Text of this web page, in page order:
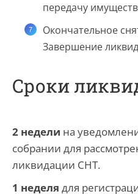
передачу
Окончательное
Завершение
Сроки
2 недели на
собрании для
ликвидации СНТ.
1 неделя для